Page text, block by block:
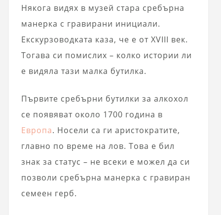
Някога видях в музей стара сребърна
манерка с гравирани инициали.
Екскурзоводката каза, че е от XVIII век.
Тогава си помислих – колко истории ли
е видяла тази малка бутилка.
Първите сребърни бутилки за алкохол
се появяват около 1700 година в
Европа. Носели са ги аристократите,
главно по време на лов. Това е бил
знак за статус – не всеки е можел да си
позволи сребърна манерка с гравиран
семеен герб.